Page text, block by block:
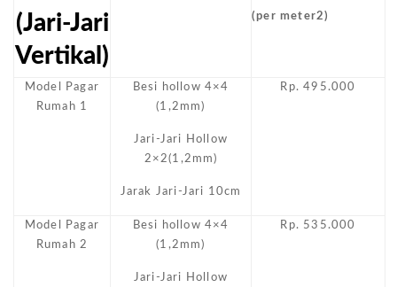
(Jari-Jari
Vertikal)
(per meter2)
Model Pagar
Rumah 1
Besi hollow 4×4
(1,2mm)
Jari-Jari Hollow
2×2(1,2mm)
Jarak Jari-Jari 10cm
Rp. 495.000
Model Pagar
Rumah 2
Besi hollow 4×4
(1,2mm)
Jari-Jari Hollow
Rp. 535.000